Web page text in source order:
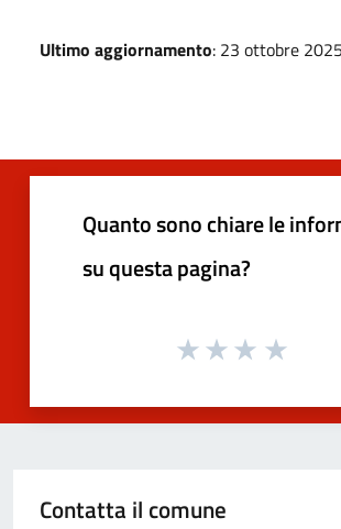
Ultimo aggiornamento: 23 ottobre
Quanto sono chiare le
su questa pagina?
Contatta il comune